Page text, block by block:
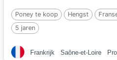
Poney te koop Hengst
5 jaren
Frankrijk Saône-et-Loire